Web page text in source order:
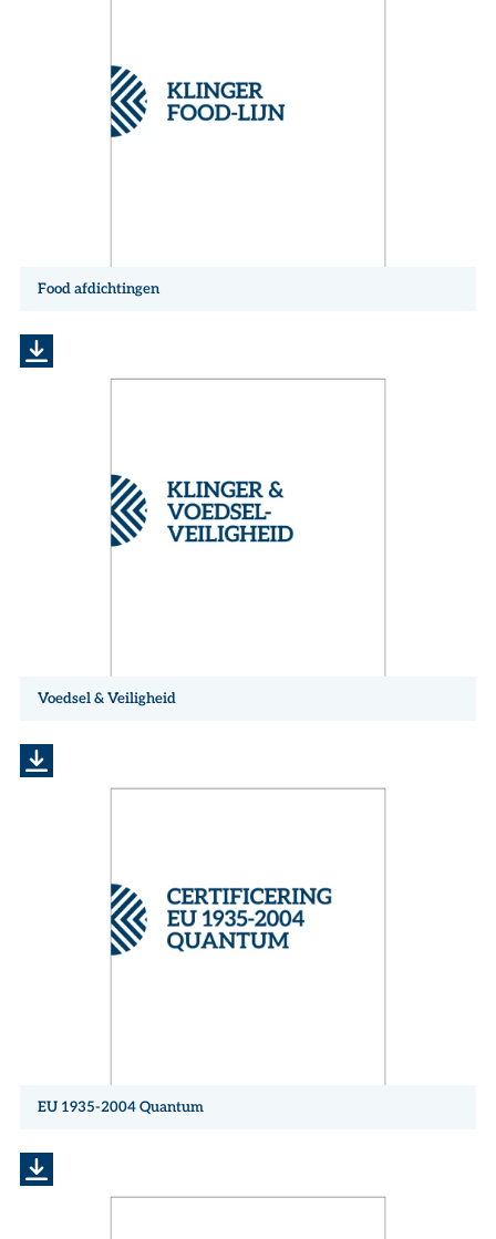
Food afdichtingen
Voedsel & Veiligheid
EU 1935-2004 Quantum